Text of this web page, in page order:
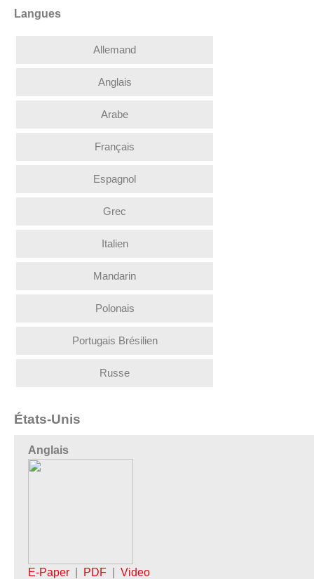
Langues
Allemand
Anglais
Arabe
Français
Espagnol
Grec
Italien
Mandarin
Polonais
Portugais Brésilien
Russe
États-Unis
Anglais
E-Paper PDF Video